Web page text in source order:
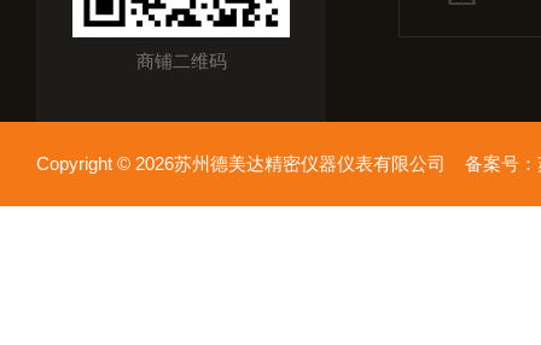
商铺二维码
Copyright © 2026苏州德美达精密仪器仪表有限公司 备案号：